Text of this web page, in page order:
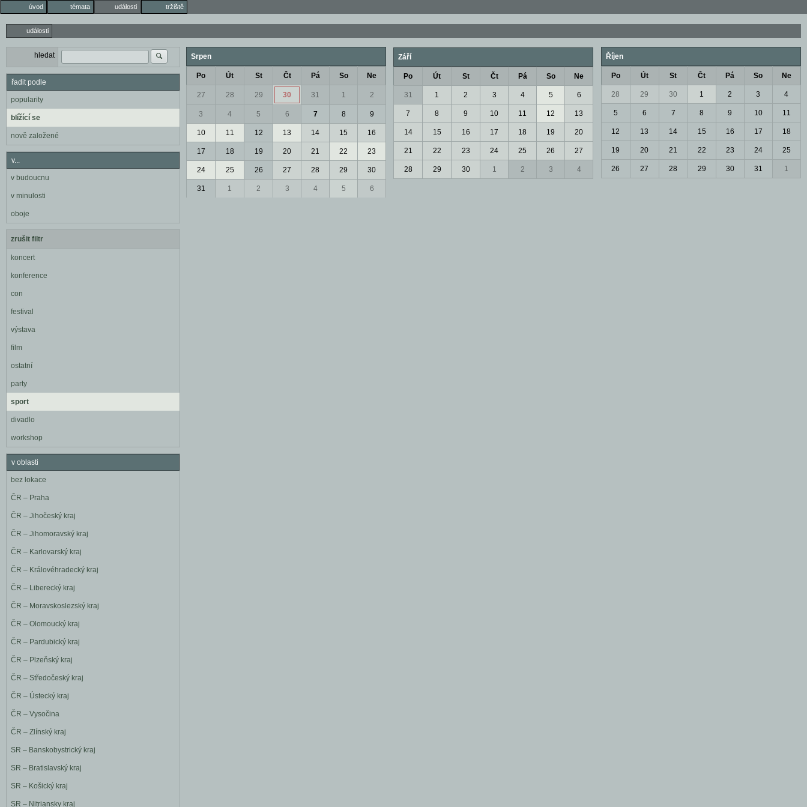
úvod témata události tržiště
události
hledat
řadit podle
popularity
blížící se
nově založené
v...
v budoucnu
v minulosti
oboje
zrušit filtr
koncert
konference
con
festival
výstava
film
ostatní
party
sport
divadlo
workshop
v oblasti
bez lokace
ČR – Praha
ČR – Jihočeský kraj
ČR – Jihomoravský kraj
ČR – Karlovarský kraj
ČR – Královéhradecký kraj
ČR – Liberecký kraj
ČR – Moravskoslezský kraj
ČR – Olomoucký kraj
ČR – Pardubický kraj
ČR – Plzeňský kraj
ČR – Středočeský kraj
ČR – Ústecký kraj
ČR – Vysočina
ČR – Zlínský kraj
SR – Banskobystrický kraj
SR – Bratislavský kraj
SR – Košický kraj
SR – Nitriansky kraj
Srpen
Po Út St Čt Pá So Ne
27 28 29 30 31 1 2
3 4 5 6 7 8 9
10 11 12 13 14 15 16
17 18 19 20 21 22 23
24 25 26 27 28 29 30
31 1 2 3 4 5 6
Září
Po Út St Čt Pá So Ne
31 1 2 3 4 5 6
7 8 9 10 11 12 13
14 15 16 17 18 19 20
21 22 23 24 25 26 27
28 29 30 1 2 3 4
Říjen
Po Út St Čt Pá So Ne
28 29 30 1 2 3 4
5 6 7 8 9 10 11
12 13 14 15 16 17 18
19 20 21 22 23 24 25
26 27 28 29 30 31 1